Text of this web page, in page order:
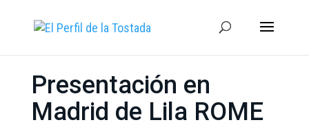
Presentación en
Madrid de Lila ROME